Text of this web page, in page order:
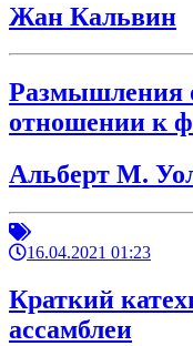
Жан Кальвин
Размышления
отношении к
Альберт М.
16.04.2021 01:23
Краткий
ассамблеи